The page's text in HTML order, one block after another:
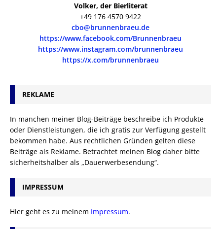
Volker, der Bierliterat
+49 176 4570 9422
cbo@brunnenbraeu.de
https://www.facebook.com/Brunnenbraeu
https://www.instagram.com/brunnenbraeu
https://x.com/brunnenbraeu
REKLAME
In manchen meiner Blog-Beiträge beschreibe ich Produkte
oder Dienstleistungen, die ich gratis zur Verfügung gestellt
bekommen habe. Aus rechtlichen Gründen gelten diese
Beiträge als Reklame. Betrachtet meinen Blog daher bitte
sicherheitshalber als „Dauerwerbesendung“.
IMPRESSUM
Hier geht es zu meinem Impressum.